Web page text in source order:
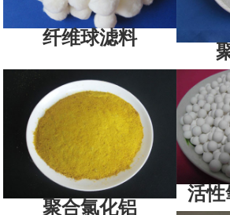
纤维球滤料
聚合氯化铝
活性